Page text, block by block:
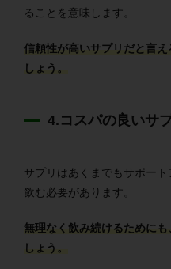
ることを意味します。
信頼性が高いサプリだと言
しょう。
4.コスパの良いサ
サプリはあくまでもサポー
飲む必要があります。
無理なく飲み続けるために
しょう。